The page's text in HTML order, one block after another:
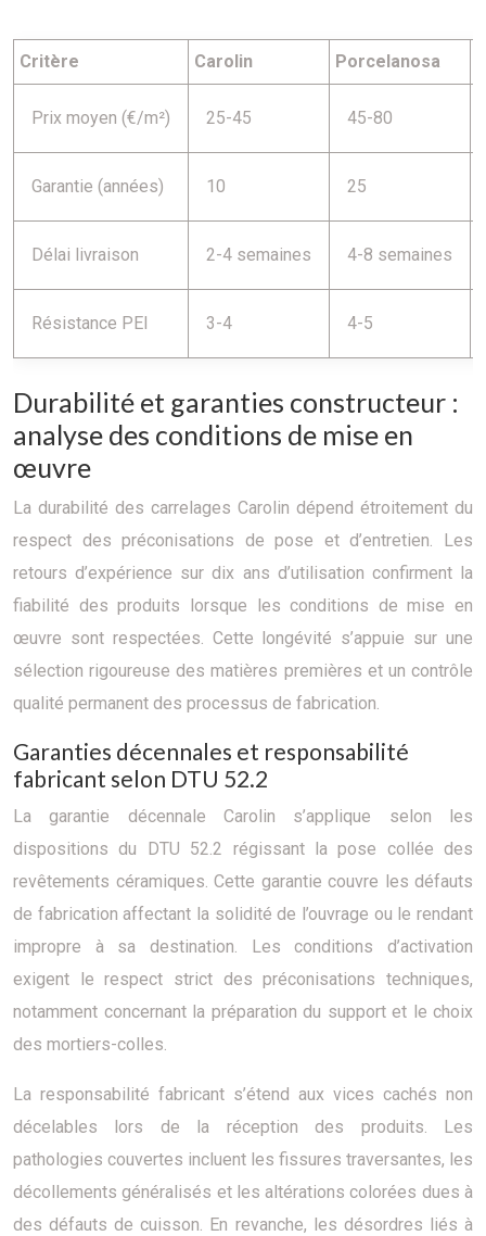
Critère Carolin Porcelanosa
Prix moyen (€/m²) 25-45 45-80
Garantie (années) 10 25
Délai livraison 2-4 semaines 4-8 semaines
Résistance PEI 3-4 4-5
Durabilité et garanties constructeur :
analyse des conditions de mise en
œuvre
La durabilité des carrelages Carolin dépend étroitement du
respect des préconisations de pose et d’entretien. Les
retours d’expérience sur dix ans d’utilisation confirment la
fiabilité des produits lorsque les conditions de mise en
œuvre sont respectées. Cette longévité s’appuie sur une
sélection rigoureuse des matières premières et un contrôle
qualité permanent des processus de fabrication.
Garanties décennales et responsabilité
fabricant selon DTU 52.2
La garantie décennale Carolin s’applique selon les
dispositions du DTU 52.2 régissant la pose collée des
revêtements céramiques. Cette garantie couvre les défauts
de fabrication affectant la solidité de l’ouvrage ou le rendant
impropre à sa destination. Les conditions d’activation
exigent le respect strict des préconisations techniques,
notamment concernant la préparation du support et le choix
des mortiers-colles.
La responsabilité fabricant s’étend aux vices cachés non
décelables lors de la réception des produits. Les
pathologies couvertes incluent les fissures traversantes, les
décollements généralisés et les altérations colorées dues à
des défauts de cuisson. En revanche, les désordres liés à